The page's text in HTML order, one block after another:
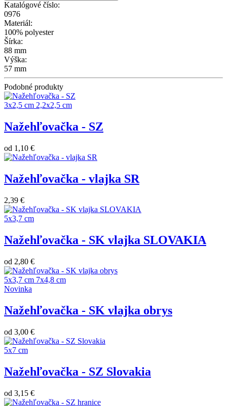
Katalógové číslo:
0976
Materiál:
100% polyester
Šírka:
88 mm
Výška:
57 mm
Podobné produkty
3x2,5 cm 2,2x2,5 cm
Nažehľovačka - SZ
od 1,10 €
Nažehľovačka - vlajka SR
2,39 €
5x3,7 cm
Nažehľovačka - SK vlajka SLOVAKIA
od 2,80 €
5x3,7 cm 7x4,8 cm
Novinka
Nažehľovačka - SK vlajka obrys
od 3,00 €
5x7 cm
Nažehľovačka - SZ Slovakia
od 3,15 €